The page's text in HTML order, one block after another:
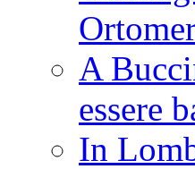
A
essere
In